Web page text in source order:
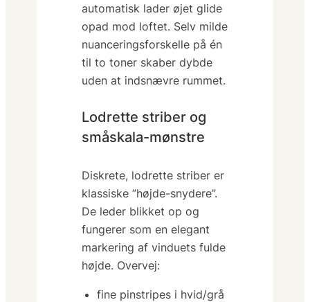
automatisk lader øjet glide
opad mod loftet. Selv milde
nuanceringsforskelle på én
til to toner skaber dybde
uden at indsnævre rummet.
Lodrette striber og
småskala-mønstre
Diskrete, lodrette striber er
klassiske ”højde-snydere”.
De leder blikket op og
fungerer som en elegant
markering af vinduets fulde
højde. Overvej:
fine pinstripes i hvid/grå